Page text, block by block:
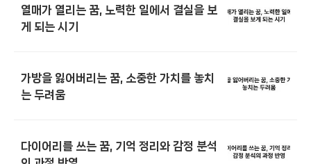
열매가 열리는 꿈, 노력한 일에서 결실을 보
게 되는 시기
가방을 잃어버리는 꿈, 소중한 가치를 놓치
는 두려움
다이어리를 쓰는 꿈, 기억 정리와 감정 분석